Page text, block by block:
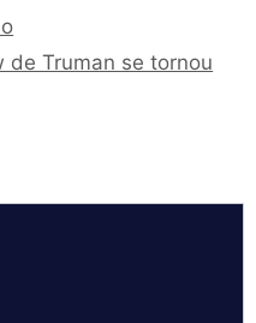
de Truman se tornou